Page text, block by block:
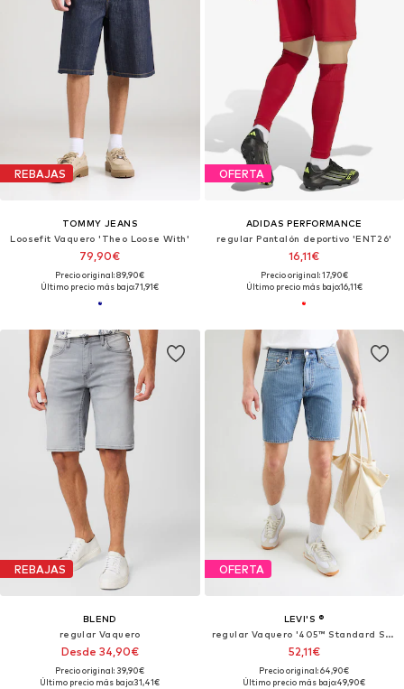
REBAJAS
TOMMY JEANS
Loosefit Vaquero 'Theo Loose With'
79,90€
Precio original: 89,90€
Último precio más bajo:71,91€
OFERTA
ADIDAS PERFORMANCE
regular Pantalón deportivo 'ENT26'
16,11€
Precio original: 17,90€
Último precio más bajo:16,11€
REBAJAS
BLEND
regular Vaquero
Desde 34,90€
Precio original: 39,90€
Último precio más bajo:31,41€
OFERTA
LEVI'S ®
regular Vaquero '405™ Standard Shorts'
52,11€
Precio original: 64,90€
Último precio más bajo:49,90€